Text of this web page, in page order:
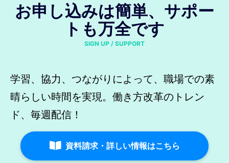
お申し込みは簡単、サポー
トも万全です
SIGN UP / SUPPORT
学習、協力、つながりによって、職場での素
晴らしい時間を実現。働き方改革のトレン
ド、毎週配信！
資料請求・詳しい情報はこちら